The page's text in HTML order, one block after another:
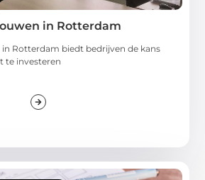
in Rotterdam
Rotterdam biedt bedrijven de kans
te investeren